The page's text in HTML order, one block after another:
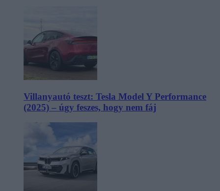
Villanyautó teszt: Tesla Model Y Performance
(2025) – úgy feszes, hogy nem fáj